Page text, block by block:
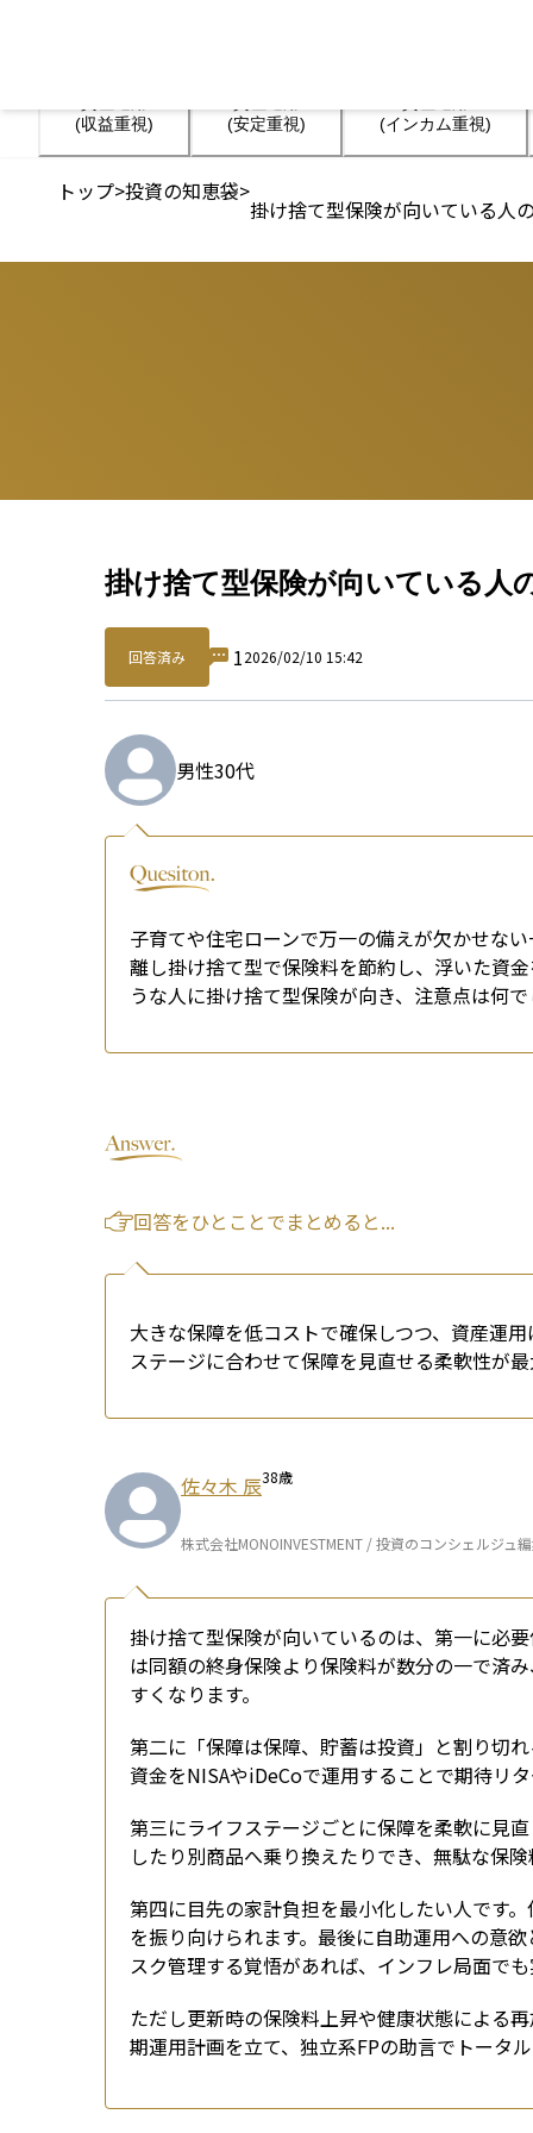
(収益重視)
(安定重視)
(インカム重視)
トップ>投資の知恵袋>
掛け捨て型保険が向いている人
掛け捨て型保険が向いている人
回答済み 12026/02/10 15:42
男性30代
子育てや住宅ローンで万一の備えが欠かせな
離し掛け捨て型で保険料を節約し、浮いた資
うな人に掛け捨て型保険が向き、注意点は何
回答をひとことでまとめると...
大きな保障を低コストで確保しつつ、資産運
ステージに合わせて保障を見直せる柔軟性が
佐々木 辰38歳
株式会社MONOINVESTMENT / 投資のコンシェルジュ
掛け捨て型保険が向いているのは、第一に必
は同額の終身保険より保険料が数分の一で済
すくなります。
第二に「保障は保障、貯蓄は投資」と割り切
資金をNISAやiDeCoで運用することで期待リ
第三にライフステージごとに保障を柔軟に見
したり別商品へ乗り換えたりでき、無駄な保
第四に目先の家計負担を最小化したい人です
を振り向けられます。最後に自助運用への意
スク管理する覚悟があれば、インフレ局面で
ただし更新時の保険料上昇や健康状態による
期運用計画を立て、独立系FPの助言でトータ